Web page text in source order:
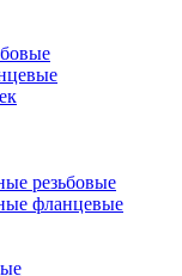
резьбовые
фланцевые